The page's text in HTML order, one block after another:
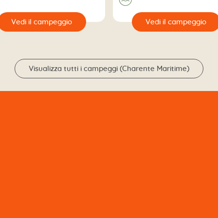
Vedi il campeggio 🔍 Vedi il campeggio
Visualizza tutti i campeggi (Charente Maritime)